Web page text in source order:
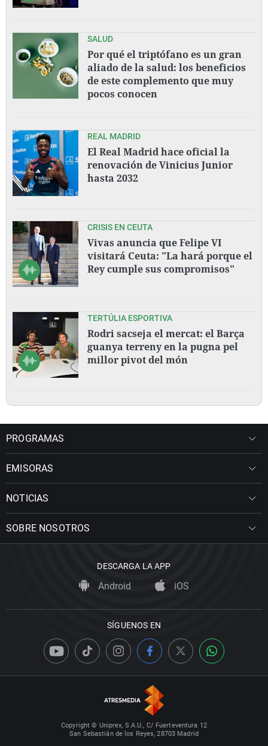
SALUD
Por qué el triptófano es un gran
aliado de la salud: los beneficios
de este complemento que muy
pocos conocen
REAL MADRID
El Real Madrid hace oficial la
renovación de Vinicius Junior
hasta 2032
CRISIS EN CEUTA
Vivas anuncia que Felipe VI
visitará Ceuta: "La hará porque el
Rey cumple sus compromisos"
TERTÚLIA ESPORTIVA
Rodri sacseja el mercat: el Barça
guanya terreny en la pugna pel
millor pivot del món
PROGRAMAS
EMISORAS
NOTICIAS
SOBRE NOSOTROS
DESCARGA LA APP
Android iOS
SÍGUENOS EN
Copyright © Uniprex, S.A.U., C/ Fuerteventura 12
San Sebastián de los Reyes, 28703 Madrid